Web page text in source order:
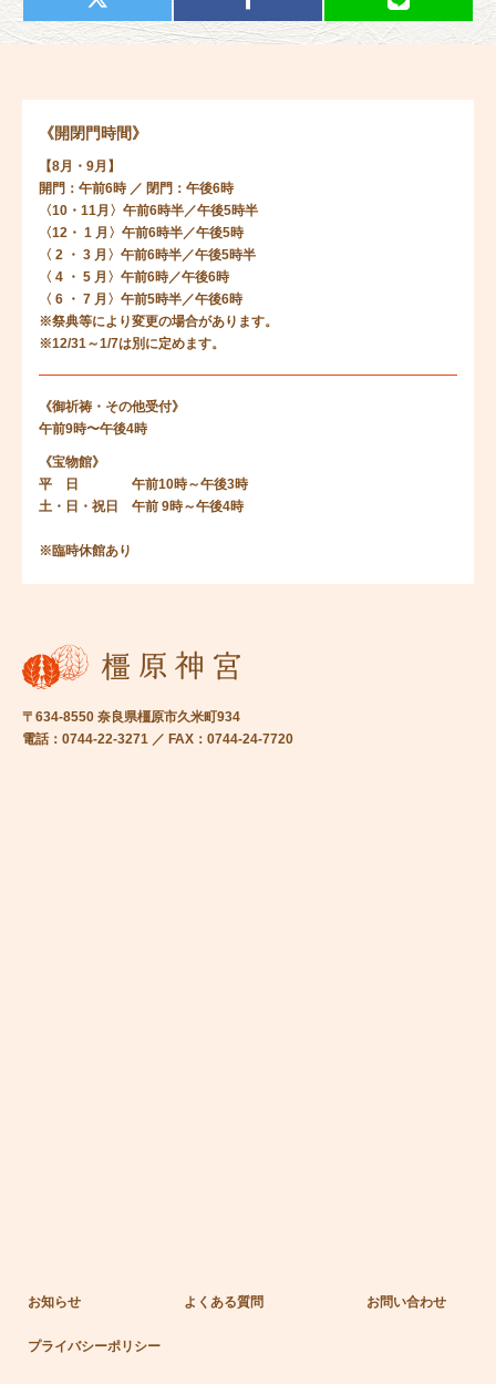
《開閉門時間》
【8月・9月】
開門：午前6時 ／ 閉門：午後6時
〈10・11月〉午前6時半／午後5時半
〈12・ 1 月〉午前6時半／午後5時
〈 2 ・ 3 月〉午前6時半／午後5時半
〈 4 ・ 5 月〉午前6時／午後6時
〈 6 ・ 7 月〉午前5時半／午後6時
※祭典等により変更の場合があります。
※12/31～1/7は別に定めます。
《御祈祷・その他受付》
午前9時〜午後4時
《宝物館》
平 日 午前10時～午後3時
土・日・祝日 午前 9時～午後4時
※臨時休館あり
〒634-8550 奈良県橿原市久米町934
電話：0744-22-3271 ／ FAX：0744-24-7720
お知らせ よくある質問 お問い合わせ
プライバシーポリシー